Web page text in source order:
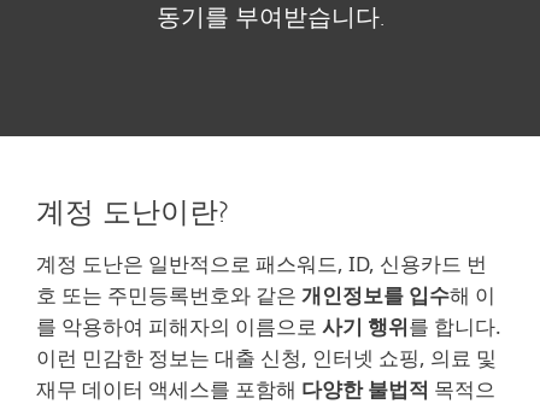
동기를 부여받습니다.
계정 도난이란?
계정 도난은 일반적으로 패스워드, ID, 신용카드 번
호 또는 주민등록번호와 같은 개인정보를 입수해 이
를 악용하여 피해자의 이름으로 사기 행위를 합니다.
이런 민감한 정보는 대출 신청, 인터넷 쇼핑, 의료 및
재무 데이터 액세스를 포함해 다양한 불법적 목적으